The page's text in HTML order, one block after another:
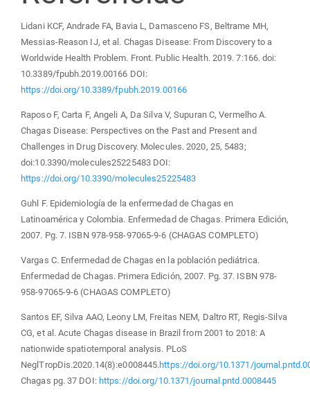
Lidani KCF, Andrade FA, Bavia L, Damasceno FS, Beltrame MH,
Messias-Reason IJ, et al. Chagas Disease: From Discovery to a
Worldwide Health Problem. Front. Public Health. 2019. 7:166. doi:
10.3389/fpubh.2019.00166 DOI:
https://doi.org/10.3389/fpubh.2019.00166
Raposo F, Carta F, Angeli A, Da Silva V, Supuran C, Vermelho A.
Chagas Disease: Perspectives on the Past and Present and
Challenges in Drug Discovery. Molecules. 2020, 25, 5483;
doi:10.3390/molecules25225483 DOI:
https://doi.org/10.3390/molecules25225483
Guhl F. Epidemiología de la enfermedad de Chagas en
Latinoamérica y Colombia. Enfermedad de Chagas. Primera Edición,
2007. Pg. 7. ISBN 978-958-97065-9-6 (CHAGAS COMPLETO)
Vargas C. Enfermedad de Chagas en la población pediátrica.
Enfermedad de Chagas. Primera Edición, 2007. Pg. 37. ISBN 978-
958-97065-9-6 (CHAGAS COMPLETO)
Santos EF, Silva AAO, Leony LM, Freitas NEM, Daltro RT, Regis-Silva
CG, et al. Acute Chagas disease in Brazil from 2001 to 2018: A
nationwide spatiotemporal analysis. PLoS
NeglTropDis.2020.14(8):e0008445.https://doi.org/10.1371/
Chagas pg. 37 DOI: https://doi.org/10.1371/journal.pntd.0008445